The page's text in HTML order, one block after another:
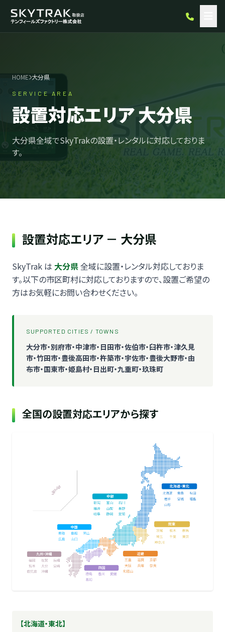
HOME 大分県
SERVICE AREA
設置対応エリア 大分県
大分県全域でSkyTrakの設置・レンタルに対応しておりま
す。
設置対応エリア － 大分県
SkyTrak は 大分県全域に設置・レンタル対応しておりま
す。以下の市区町村に対応しておりますので、設置ご希望の
方はお気軽にお問い合わせください。
SUPPORTED CITIES / TOWNS
大分市・別府市・中津市・日田市・佐伯市・臼杵市・津久見
市・竹田市・豊後高田市・杵築市・宇佐市・豊後大野市・由
布市・国東市・姫島村・日出町・九重町・玖珠町
全国の設置対応エリアから探す
【北海道・東北】